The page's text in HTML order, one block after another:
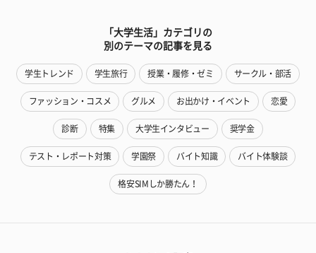
「大学生活」カテゴリの
別のテーマの記事を見る
学生トレンド 学生旅行 授業・履修・ゼミ サークル・部活
ファッション・コスメ グルメ お出かけ・イベント 恋愛
診断 特集 大学生インタビュー 奨学金
テスト・レポート対策 学園祭 バイト知識 バイト体験談
格安SIMしか勝たん！